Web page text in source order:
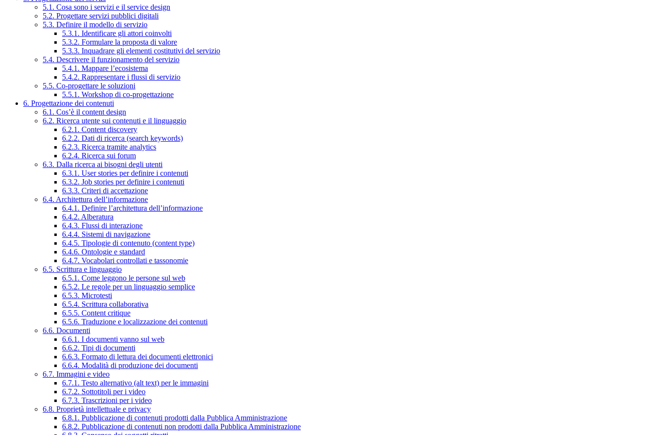
5.1. Cosa sono i servizi e il service design
5.2. Progettare servizi pubblici digitali
5.3. Definire il modello di servizio
5.3.1. Identificare gli attori coinvolti
5.3.2. Formulare la proposta di valore
5.3.3. Inquadrare gli elementi costitutivi del servizio
5.4. Descrivere il funzionamento del servizio
5.4.1. Mappare l’ecosistema
5.4.2. Rappresentare i flussi di servizio
5.5. Co-progettare le soluzioni
5.5.1. Workshop di co-progettazione
6. Progettazione dei contenuti
6.1. Cos’è il content design
6.2. Ricerca utente sui contenuti e il linguaggio
6.2.1. Content discovery
6.2.2. Dati di ricerca (search keywords)
6.2.3. Ricerca tramite analytics
6.2.4. Ricerca sui forum
6.3. Dalla ricerca ai bisogni degli utenti
6.3.1. User stories per definire i contenuti
6.3.2. Job stories per definire i contenuti
6.3.3. Criteri di accettazione
6.4. Architettura dell’informazione
6.4.1. Definire l’architettura dell’informazione
6.4.2. Alberatura
6.4.3. Flussi di interazione
6.4.4. Sistemi di navigazione
6.4.5. Tipologie di contenuto (content type)
6.4.6. Ontologie e standard
6.4.7. Vocabolari controllati e tassonomie
6.5. Scrittura e linguaggio
6.5.1. Come leggono le persone sul web
6.5.2. Le regole per un linguaggio semplice
6.5.3. Microtesti
6.5.4. Scrittura collaborativa
6.5.5. Content critique
6.5.6. Traduzione e localizzazione dei contenuti
6.6. Documenti
6.6.1. I documenti vanno sul web
6.6.2. Tipi di documenti
6.6.3. Formato di lettura dei documenti elettronici
6.6.4. Modalità di produzione dei documenti
6.7. Immagini e video
6.7.1. Testo alternativo (alt text) per le immagini
6.7.2. Sottotitoli per i video
6.7.3. Trascrizioni per i video
6.8. Proprietà intellettuale e privacy
6.8.1. Pubblicazione di contenuti prodotti dalla Pubblica Amministrazione
6.8.2. Pubblicazione di contenuti non prodotti dalla Pubblica Amministrazione